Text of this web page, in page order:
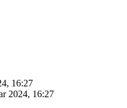
16:27
2024, 16:27